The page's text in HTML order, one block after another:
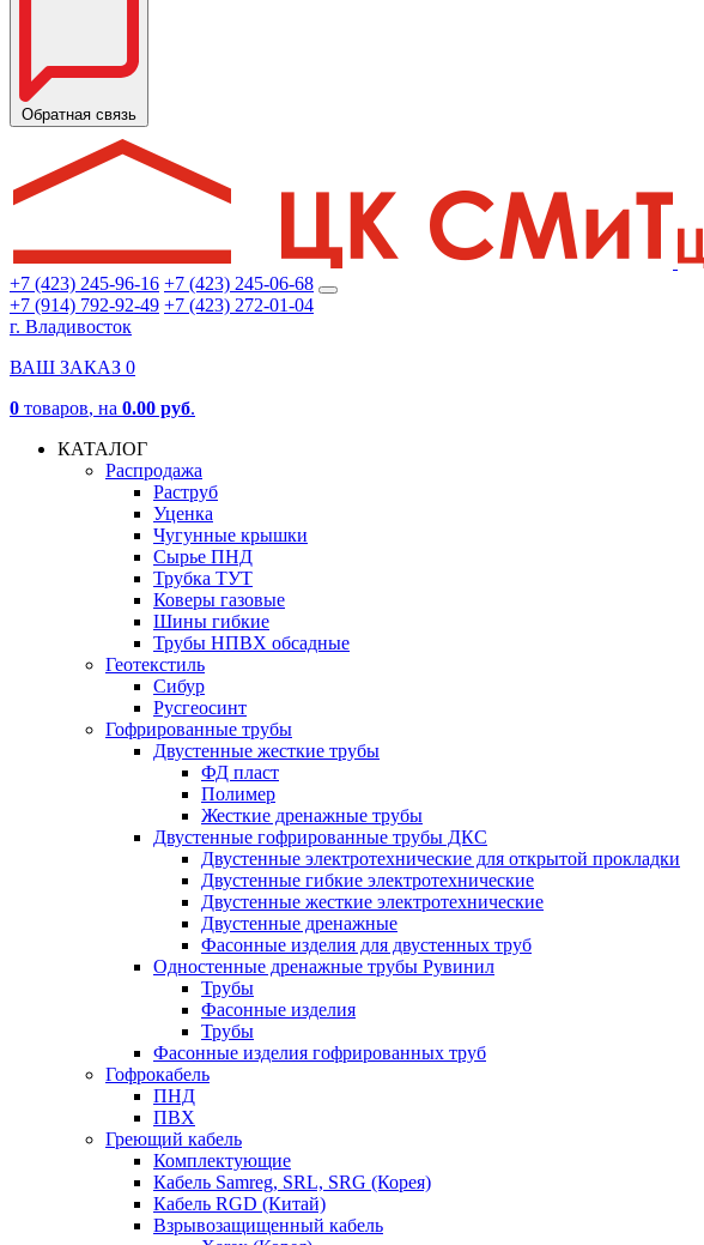
Обратная связь
+7 (423) 245-96-16 +7 (423) 245-06-68
+7 (914) 792-92-49 +7 (423) 272-01-04
г. Владивосток
ВАШ ЗАКАЗ 0
0 товаров, на 0.00 руб.
КАТАЛОГ
Распродажа
Раструб
Уценка
Чугунные крышки
Сырье ПНД
Трубка ТУТ
Коверы газовые
Шины гибкие
Трубы НПВХ обсадные
Геотекстиль
Сибур
Русгеосинт
Гофрированные трубы
Двустенные жесткие трубы
ФД пласт
Полимер
Жесткие дренажные трубы
Двустенные гофрированные трубы ДКС
Двустенные электротехнические для открытой прокладки
Двустенные гибкие электротехнические
Двустенные жесткие электротехнические
Двустенные дренажные
Фасонные изделия для двустенных труб
Одностенные дренажные трубы Рувинил
Трубы
Фасонные изделия
Трубы
Фасонные изделия гофрированных труб
Гофрокабель
ПНД
ПВХ
Греющий кабель
Комплектующие
Кабель Samreg, SRL, SRG (Корея)
Кабель RGD (Китай)
Взрывозащищенный кабель